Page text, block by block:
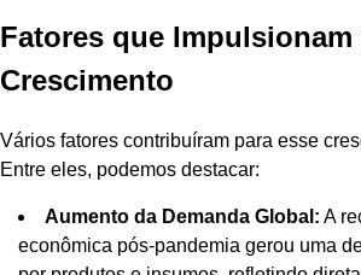
Fatores que Impulsionam
Crescimento
Vários fatores contribuíram para esse
Entre eles, podemos destacar:
Aumento da Demanda Global: A
econômica pós-pandemia gerou uma